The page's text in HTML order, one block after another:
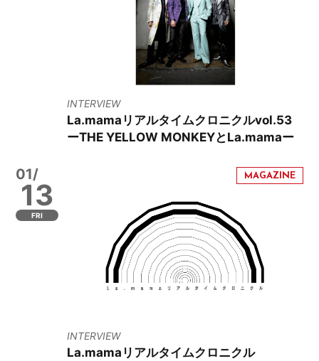
INTERVIEW
La.mamaリアルタイムクロニクルvol.53
ーTHE YELLOW MONKEYとLa.mamaー
01/
13
FRI
INTERVIEW
La.mamaリアルタイムクロニクル